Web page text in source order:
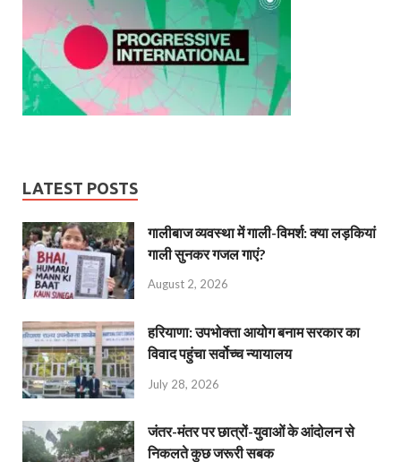
LATEST POSTS
गालीबाज व्‍यवस्‍था में गाली-विमर्श: क्या लड़कियां
गाली सुनकर गजल गाएं?
August 2, 2026
हरियाणा: उपभोक्ता आयोग बनाम सरकार का
विवाद पहुंचा सर्वोच्च न्यायालय
July 28, 2026
जंतर-मंतर पर छात्रों-युवाओं के आंदोलन से
निकलते कुछ जरूरी सबक